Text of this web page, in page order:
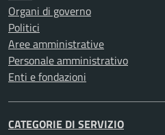
Organi di governo
Politici
Aree amministrative
Personale amministrativo
Enti e fondazioni
CATEGORIE DI SERVIZIO